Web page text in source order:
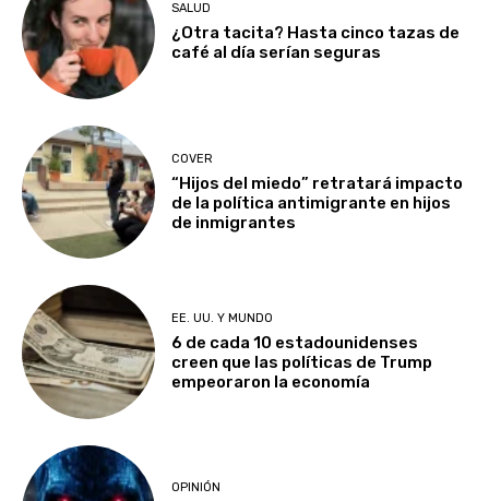
SALUD
¿Otra tacita? Hasta cinco tazas de
café al día serían seguras
COVER
“Hijos del miedo” retratará impacto
de la política antimigrante en hijos
de inmigrantes
EE. UU. Y MUNDO
6 de cada 10 estadounidenses
creen que las políticas de Trump
empeoraron la economía
OPINIÓN